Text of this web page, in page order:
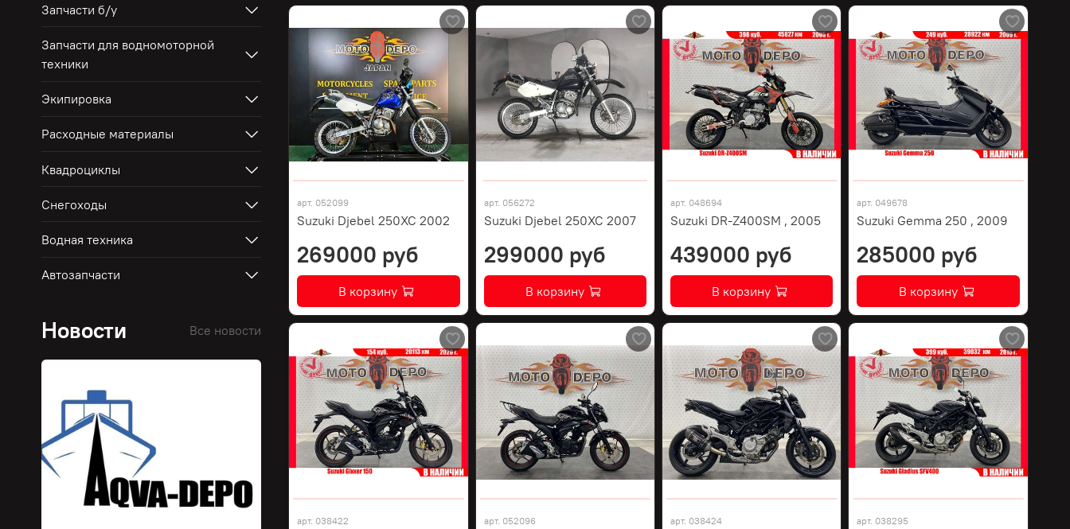
арт. 052099
Suzuki Djebel 250XC 2002
269000 руб
В корзину
арт. 056272
Suzuki Djebel 250XC 2007
299000 руб
В корзину
арт. 048694
Suzuki DR-Z400SM , 2005
439000 руб
В корзину
арт. 049678
Suzuki Gemma 250 , 2009
285000 руб
В корзину
арт. 038422 арт. 052096 арт. 038424 арт. 038295
Запчасти б/у
Запчасти для водномоторной
техники
Экипировка
Расходные материалы
Квадроциклы
Снегоходы
Водная техника
Автозапчасти
Новости Все новости